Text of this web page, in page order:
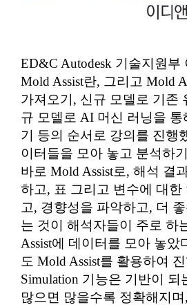
ED&C Autodesk 기술지원부
Mold Assist란, 그리고 Mold
가져오기, 신규 모델로 기존
규 모델로 AI 머신 러닝을
기 등의 순서로 강의를 진행
이터들을 모아 놓고 분석하
바로 Mold Assist로, 해석 결
하고, 표 그리고 변수에 대한
고, 경향성을 파악하고, 더
는 것이 해석자들이 주로 하
Assist에 데이터를 모아 놓았
도 Mold Assist를 활용하여
Simulation 기능은 기반이 되
많으면 많을수록 정확해지